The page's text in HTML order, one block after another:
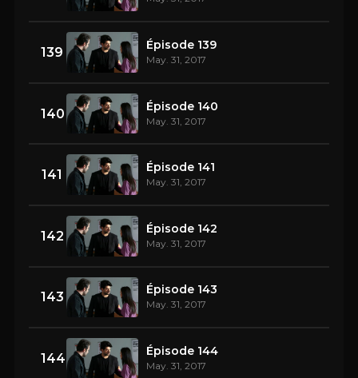
139 Épisode 139
May. 31, 2017
140 Épisode 140
May. 31, 2017
141 Épisode 141
May. 31, 2017
142 Épisode 142
May. 31, 2017
143 Épisode 143
May. 31, 2017
144 Épisode 144
May. 31, 2017